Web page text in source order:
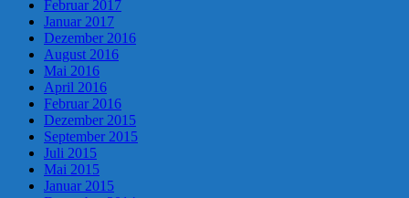
Februar 2017
Januar 2017
Dezember 2016
August 2016
Mai 2016
April 2016
Februar 2016
Dezember 2015
September 2015
Juli 2015
Mai 2015
Januar 2015